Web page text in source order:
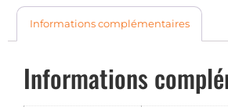
Informations complémentaires
Informations